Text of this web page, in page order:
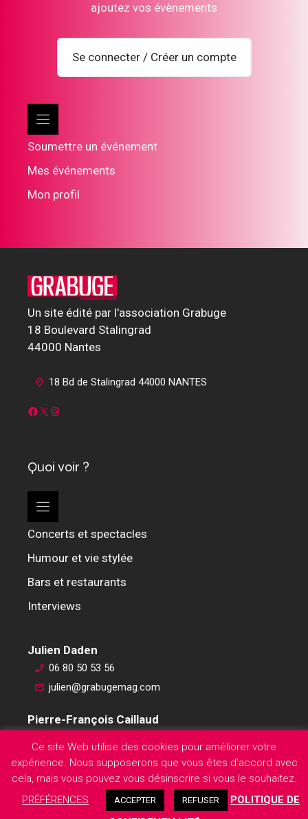
ajoutez vos évènements
Se connecter / Créer un compte
Soumettre un événement
Mes événements
Mon profil
Un site édité par l'association Grabuge
18 Boulevard Stalingrad
44000 Nantes
18 Bd de Stalingrad 44000 NANTES
Facebook
X Instagram
Quoi voir ?
Concerts et spectacles
Humour et vie stylée
Bars et restaurants
Interviews
Julien Daden
06 80 50 53 56
julien@grabugemag.com
Pierre-François Caillaud
pierre-francois@grabugemag.com
Mentions légales
Ce site Web utilise des cookies pour améliorer votre
expérience. Nous supposerons que vous êtes d'accord avec
cela, mais vous pouvez vous désinscrire si vous le souhaitez.
PRÉFÉRENCES
ACCEPTER REFUSER
POLITIQUE DE